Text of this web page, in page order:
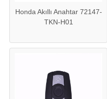
VİDEOLAR
Honda Akıllı Anahtar 72147-
TKN-H01